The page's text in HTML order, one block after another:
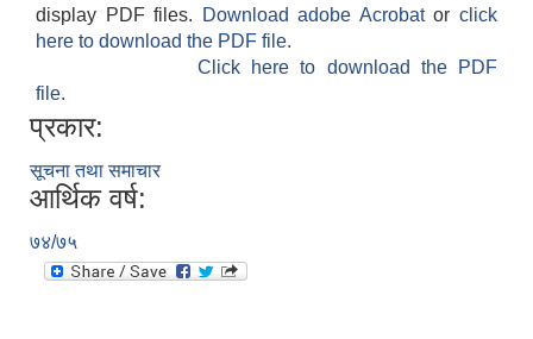
display PDF files.
Download adobe Acrobatorclick
here to download the PDF file.
Click here to download the PDF
file.
प्रकार:
सूचना तथा समाचार
आर्थिक वर्ष:
७४/७५